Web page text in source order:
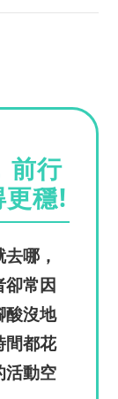
前行
穩!
哪，
卻常因
酸沒地
間都花
活動空